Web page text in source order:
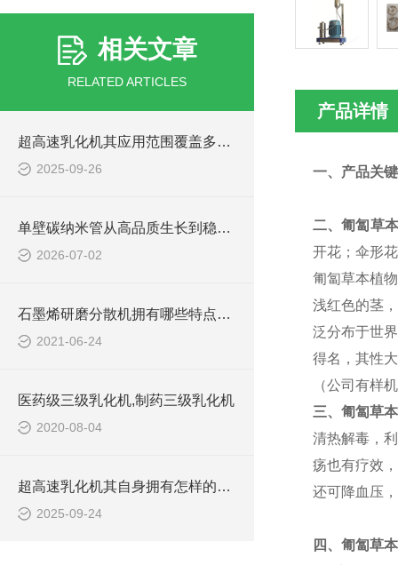
相关文章
RELATED ARTICLES
超高速乳化机其应用范围覆盖多个领域
2025-09-26
单壁碳纳米管从高品质生长到稳定制浆全流程解决方案
2026-07-02
石墨烯研磨分散机拥有哪些特点呢？
2021-06-24
医药级三级乳化机,制药三级乳化机
2020-08-04
超高速乳化机其自身拥有怎样的功能呢？
2025-09-24
产品详情
一、产品关
二、匍匐草
开花；伞形
匍匐草本植
浅红色的茎
泛分布于世
得名，其性
（公司有样
三、 匍匐草
清热解毒，
疡也有疗效
还可降血压
四、 匍匐草